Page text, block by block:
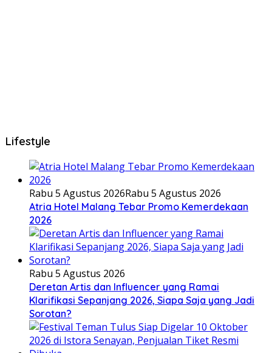
Lifestyle
Rabu 5 Agustus 2026Rabu 5 Agustus 2026
Atria Hotel Malang Tebar Promo Kemerdekaan
2026
Rabu 5 Agustus 2026
Deretan Artis dan Influencer yang Ramai
Klarifikasi Sepanjang 2026, Siapa Saja yang Jadi
Sorotan?